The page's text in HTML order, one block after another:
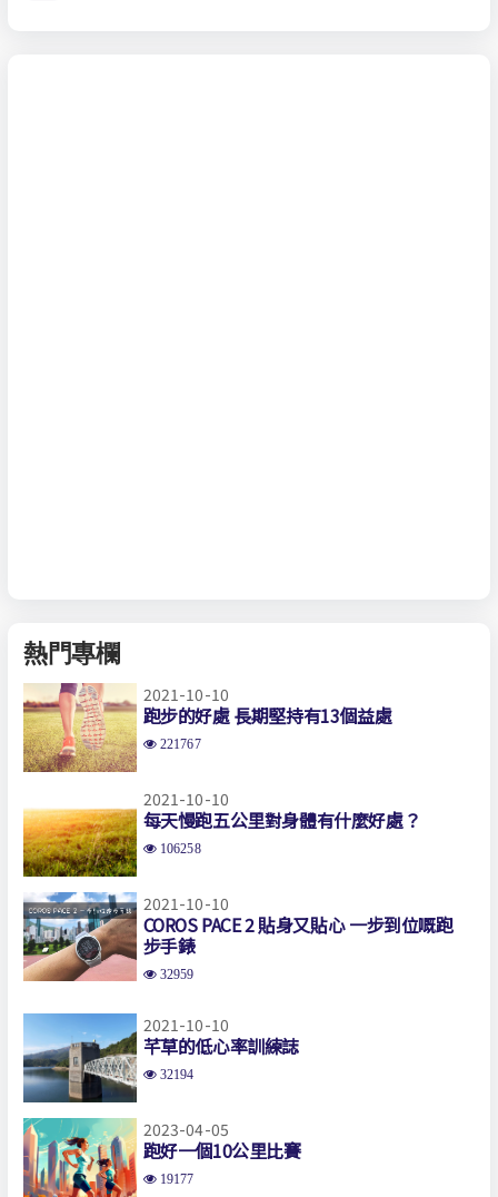
熱門專欄
2021-10-10
跑步的好處 長期堅持有13個益處
221767
2021-10-10
每天慢跑五公里對身體有什麼好處？
106258
2021-10-10
COROS PACE 2 貼身又貼心 一步到位嘅跑
步手錶
32959
2021-10-10
芊草的低心率訓練誌
32194
2023-04-05
跑好一個10公里比賽
19177